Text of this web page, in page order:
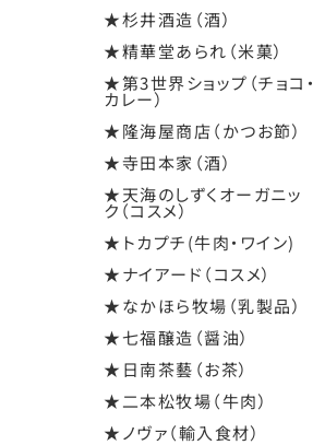
★杉井酒造（酒）
★精華堂あられ（米菓）
★第3世界ショップ（チョコ・
カレー）
★隆海屋商店（かつお節）
★寺田本家（酒）
★天海のしずくオーガニッ
ク（コスメ）
★トカプチ(牛肉・ワイン)
★ナイアード（コスメ）
★なかほら牧場（乳製品）
★七福醸造（醤油）
★日南茶藝（お茶）
★二本松牧場（牛肉）
★ノヴァ（輸入食材）